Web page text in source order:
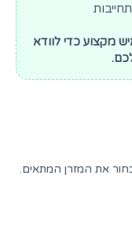
מקצוע כדי לוודא
את המזרן המתאים.